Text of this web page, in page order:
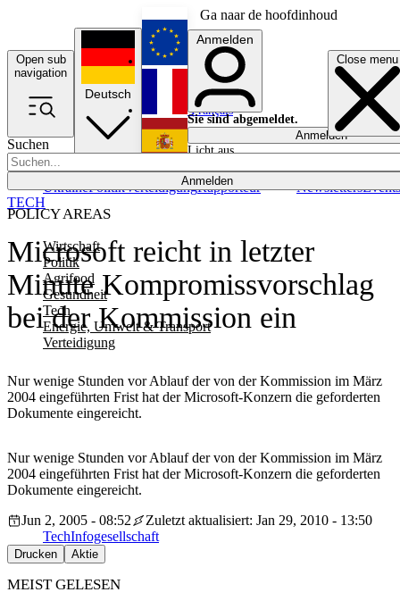
Ga naar de hoofdinhoud
Open sub
navigation
Close menu
Suchen
Anmelden
POLICY AREAS
Wirtschaft
Politik
Agrifood
Gesundheit
Tech
Energie, Umwelt & Transport
Verteidigung
UkrainePolitikVerteidigungRapporteur NewslettersEvents
Deutsch
English
Français
Anmelden
Sie sind abgemeldet.
Anmelden
Licht aus
Microsoft reicht in letzter
Minute Kompromissvorschlag
bei der Kommission ein
Nur wenige Stunden vor Ablauf der von der Kommission im März
2004 eingeführten Frist hat der Microsoft-Konzern die geforderten
Dokumente eingereicht.
TECH
Nur wenige Stunden vor Ablauf der von der Kommission im März
2004 eingeführten Frist hat der Microsoft-Konzern die geforderten
Dokumente eingereicht.
Jun 2, 2005 - 08:52
Zuletzt aktualisiert: Jan 29, 2010 - 13:50
TechInfogesellschaft
Drucken Aktie
MEIST GELESEN